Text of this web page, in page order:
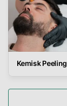
Kemisk Peeling